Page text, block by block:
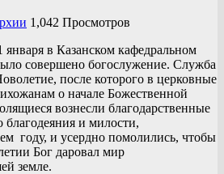
1,042 Просмотров
января в Казанском кафедральном
совершено богослужение. Служба
после которого в церковные
о начале Божественной
вознесли благодарственные
и милости,
году, и усердно помолились, чтобы
Бог даровал мир
земле.